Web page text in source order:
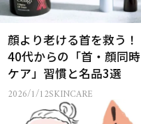
顔より老ける首を救う！
40代からの「首・顔同時
ケア」習慣と名品3選
2026/1/12SKINCARE